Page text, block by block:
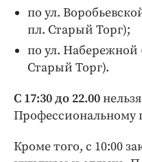
по ул.
пл. Старый Торг);
по ул. Набережной
Старый Торг).
С 17:30 до 22.00
Профессиональному
Кроме того, с 10:00